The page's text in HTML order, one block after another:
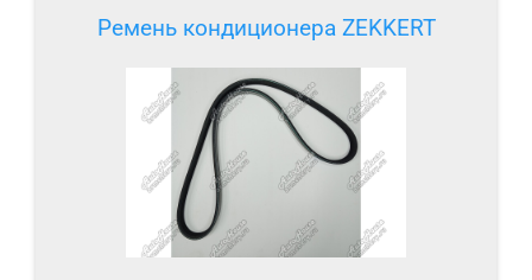
Ремень кондиционера ZEKKERT